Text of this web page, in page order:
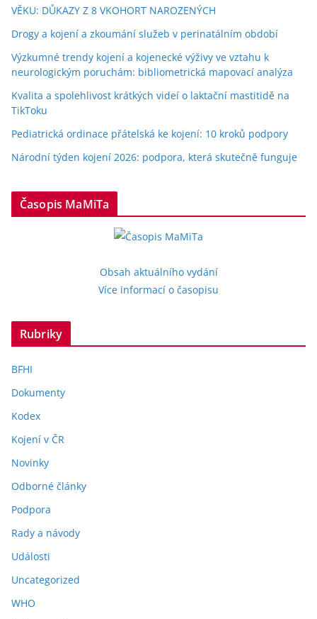
VĚKU: DŮKAZY Z 8 VKOHORT NAROZENÝCH
Drogy a kojení a zkoumání služeb v perinatálním období
Výzkumné trendy kojení a kojenecké výživy ve vztahu k
neurologickým poruchám: bibliometrická mapovací analýza
Kvalita a spolehlivost krátkých videí o laktační mastitidě na
TikToku
Pediatrická ordinace přátelská ke kojení: 10 kroků podpory
Národní týden kojení 2026: podpora, která skutečně funguje
Časopis MaMiTa
Obsah aktuálního vydání
Více informací o časopisu
Rubriky
BFHI
Dokumenty
Kodex
Kojení v ČR
Novinky
Odborné články
Podpora
Rady a návody
Události
Uncategorized
WHO